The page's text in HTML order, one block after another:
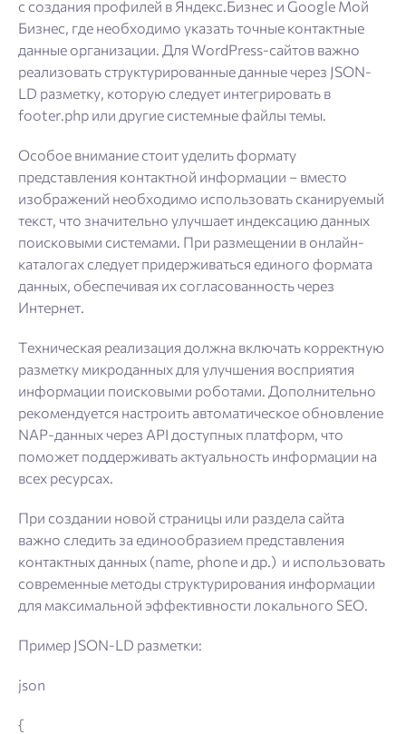
с создания профилей в Яндекс.Бизнес и Google Мой
Бизнес, где необходимо указать точные контактные
данные организации. Для WordPress-сайтов важно
реализовать структурированные данные через JSON-
LD разметку, которую следует интегрировать в
footer.php или другие системные файлы темы.
Особое внимание стоит уделить формату
представления контактной информации – вместо
изображений необходимо использовать сканируемый
текст, что значительно улучшает индексацию данных
поисковыми системами. При размещении в онлайн-
каталогах следует придерживаться единого формата
данных, обеспечивая их согласованность через
Интернет.
Техническая реализация должна включать корректную
разметку микроданных для улучшения восприятия
информации поисковыми роботами. Дополнительно
рекомендуется настроить автоматическое обновление
NAP-данных через API доступных платформ, что
поможет поддерживать актуальность информации на
всех ресурсах.
При создании новой страницы или раздела сайта
важно следить за единообразием представления
контактных данных (name, phone и др.) и использовать
современные методы структурирования информации
для максимальной эффективности локального SEO.
Пример JSON-LD разметки:
json
{